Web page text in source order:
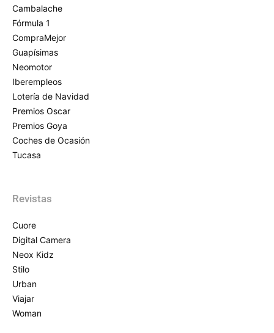
Cambalache
Fórmula 1
CompraMejor
Guapísimas
Neomotor
Iberempleos
Lotería de Navidad
Premios Oscar
Premios Goya
Coches de Ocasión
Tucasa
Revistas
Cuore
Digital Camera
Neox Kidz
Stilo
Urban
Viajar
Woman